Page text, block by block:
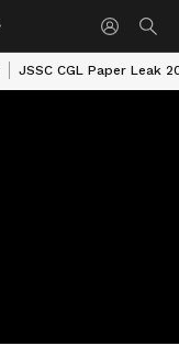
JSSC CGL Paper Leak